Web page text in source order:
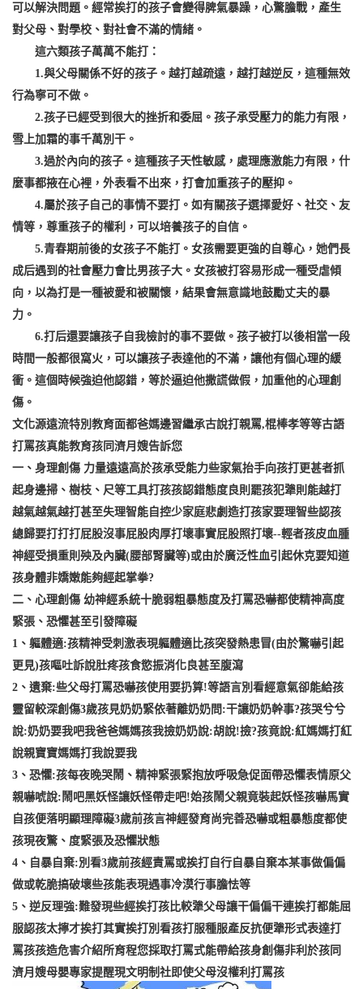
可以解決問題。經常挨打的孩子會變得脾氣暴躁，心驚膽戰，產生
對父母、對學校、對社會不滿的情緒。
這六類孩子萬萬不能打：
1.與父母關係不好的孩子。越打越疏遠，越打越逆反，這種無效
行為寧可不做。
2.孩子已經受到很大的挫折和委屈。孩子承受壓力的能力有限，
雪上加霜的事千萬別干。
3.過於內向的孩子。這種孩子天性敏感，處理應激能力有限，什
麼事都掖在心裡，外表看不出來，打會加重孩子的壓抑。
4.屬於孩子自己的事情不要打。如有關孩子選擇愛好、社交、友
情等，尊重孩子的權利，可以培養孩子的自信。
5.青春期前後的女孩子不能打。女孩需要更強的自尊心，她們長
成后遇到的社會壓力會比男孩子大。女孩被打容易形成一種受虐傾
向，以為打是一種被愛和被關懷，結果會無意識地鼓勵丈夫的暴
力。
6.打后還要讓孩子自我檢討的事不要做。孩子被打以後相當一段
時間一般都很窩火，可以讓孩子表達他的不滿，讓他有個心理的緩
衝。這個時候強迫他認錯，等於逼迫他撒謊做假，加重他的心理創
傷。
文化源遠流特別教育面都爸媽邊習繼承古說打親罵,棍棒孝等等古語
打罵孩真能教育孩同濟月嫂告訴您
一、身理創傷 力量遠遠高於孩承受能力些家氣抬手向孩打更甚者抓
起身邊掃、樹枝、尺等工具打孩孩認錯態度良則罷孩犯犟則能越打
越氣越氣越打甚至失理智能自控少家庭悲劇造打孩家要理智些認孩
總歸要打打打屁股沒事屁股肉厚打壞事實屁股照打壞--輕者孩皮血腫
神經受損重則殃及內臟(腰部腎臟等)或由於廣泛性血引起休克要知道
孩身體非嬌嫩能夠經起掌拳?
二、心理創傷 幼神經系統十脆弱粗暴態度及打罵恐嚇都使精神高度
緊張、恐懼甚至引發障礙
1、軀體適:孩精神受刺激表現軀體適比孩突發熱患冒(由於驚嚇引起
更見)孩嘔吐訴說肚疼孩食慾振消化良甚至腹瀉
2、遺棄:些父母打罵恐嚇孩使用要扔算!等語言別看經意氣卻能給孩
靈留較深創傷3歲孩見奶奶緊依著離奶奶問:干讓奶奶幹事?孩哭兮兮
說:奶奶要我吧我爸爸媽媽孩我撿奶奶說:胡說!撿?孩竟說:紅媽媽打紅
說親寶寶媽媽打我說要我
3、恐懼:孩每夜晚哭鬧、精神緊張緊抱放呼吸急促面帶恐懼表情原父
親嚇唬說:鬧吧黑妖怪讓妖怪帶走吧!始孩鬧父親竟裝起妖怪孩嚇馬實
自孩便落明顯理障礙3歲前孩言神經發育尚完善恐嚇或粗暴態度都使
孩現夜驚、度緊張及恐懼狀態
4、自暴自棄:別看3歲前孩經責罵或挨打自行自暴自棄本某事做偏偏
做或乾脆搞破壞些孩能表現遇事冷漠行事膽怯等
5、逆反理強:難發現些經挨打孩比較犟父母讓干偏偏干連挨打都能屈
服認孩太擰才挨打其實挨打別看孩打服種服產反抗便犟形式表達打
罵孩孩造危害介紹所育程您採取打罵式能帶給孩身創傷非利於孩同
濟月嫂母嬰專家提醒現文明制社即使父母沒權利打罵孩